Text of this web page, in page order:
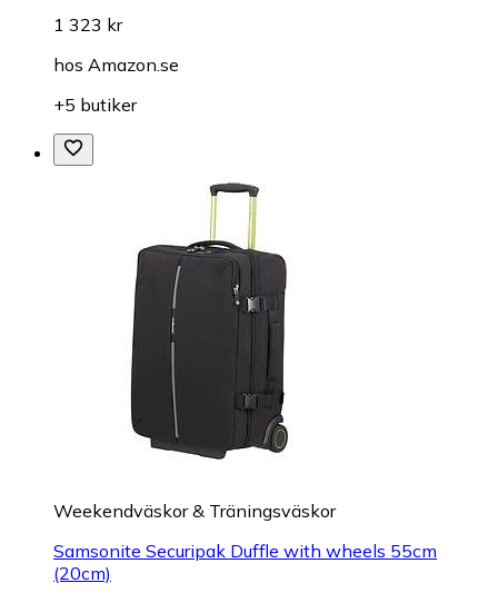
1 323 kr
hos Amazon.se
+5 butiker
Weekendväskor & Träningsväskor
Samsonite Securipak Duffle with wheels 55cm
(20cm)